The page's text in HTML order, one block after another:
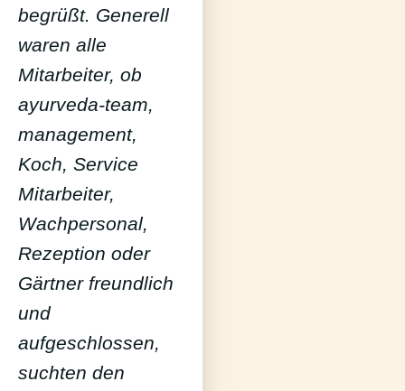
begrüßt. Generell
waren alle
Mitarbeiter, ob
ayurveda-team,
management,
Koch, Service
Mitarbeiter,
Wachpersonal,
Rezeption oder
Gärtner freundlich
und
aufgeschlossen,
suchten den